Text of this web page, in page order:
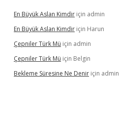
En Büyük Aslan Kimdir için admin
En Büyük Aslan Kimdir için Harun
Çepniler Türk Mü için admin
Çepniler Türk Mü için Belgin
Bekleme Süresine Ne Denir için admin